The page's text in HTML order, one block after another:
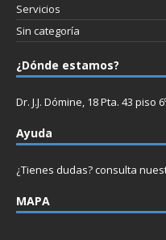
Servicios
Sin categoría
¿Dónde estamos?
Dr. J.J. Dómine, 18 Pta. 43 piso
Ayuda
¿Tienes dudas? consulta
MAPA